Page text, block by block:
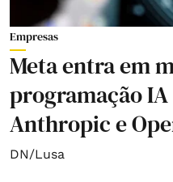
Empresas
Meta entra em
programação
Anthropic e
DN/Lusa